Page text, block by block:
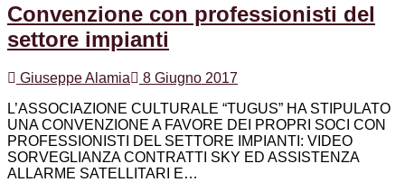
Convenzione con professionisti del
settore impianti
Giuseppe Alamia
8 Giugno 2017
L’ASSOCIAZIONE CULTURALE “TUGUS” HA STIPULATO
UNA CONVENZIONE A FAVORE DEI PROPRI SOCI CON
PROFESSIONISTI DEL SETTORE IMPIANTI: VIDEO
SORVEGLIANZA CONTRATTI SKY ED ASSISTENZA
ALLARME SATELLITARI E…